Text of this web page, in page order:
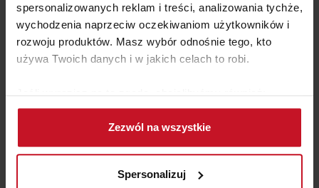
spersonalizowanych reklam i treści, analizowania tychże,
wychodzenia naprzeciw oczekiwaniom użytkowników i
rozwoju produktów. Masz wybór odnośnie tego, kto
używa Twoich danych i w jakich celach to robi.
Jeśli wyrazisz na to zgodę, chcielibyśmy również:
Gromadzić dane dotyczące Twojej lokalizacji
geograficznej z dokładnością nawet do kilku metrów
Identyfikować Twoje urządzenie, aktywnie
(fingerprinting, czyli wirtualny odcisk palca)
Zezwól na wszystkie
Spersonalizuj
NEWSLETTER DOMAR